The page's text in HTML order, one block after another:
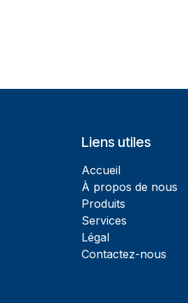
Liens utiles
Accueil
À propos de nous
Produits
Services
Légal
Contactez-nous